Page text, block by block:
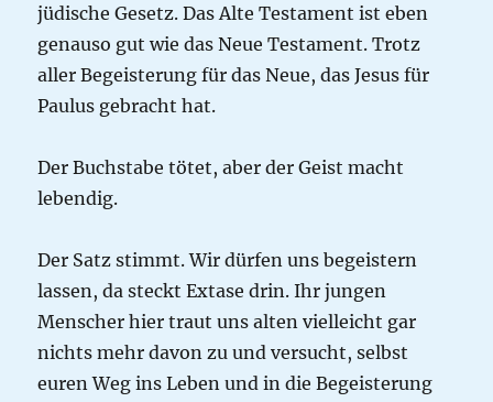
jüdische Gesetz. Das Alte Testament ist eben
genauso gut wie das Neue Testament. Trotz
aller Begeisterung für das Neue, das Jesus für
Paulus gebracht hat.
Der Buchstabe tötet, aber der Geist macht
lebendig.
Der Satz stimmt. Wir dürfen uns begeistern
lassen, da steckt Extase drin. Ihr jungen
Menscher hier traut uns alten vielleicht gar
nichts mehr davon zu und versucht, selbst
euren Weg ins Leben und in die Begeisterung